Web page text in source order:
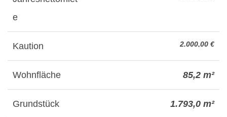
e
Kaution 2.000,00 €
Wohnfläche 85,2 m²
Grundstück 1.793,0 m²